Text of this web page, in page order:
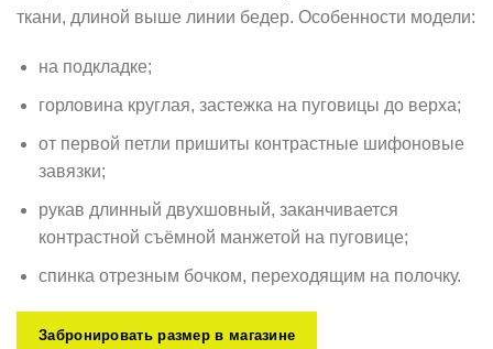
ткани, длиной выше линии бедер. Особенности модели:
на подкладке;
горловина круглая, застежка на пуговицы до верха;
от первой петли пришиты контрастные шифоновые
завязки;
рукав длинный двухшовный, заканчивается
контрастной съёмной манжетой на пуговице;
спинка отрезным бочком, переходящим на полочку.
Забронировать размер в магазине